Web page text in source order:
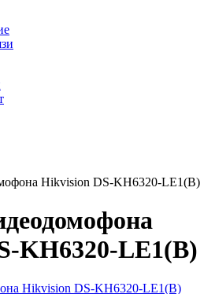
Hikvision DS-KH6320-LE1(B)
KH6320-LE1(B)